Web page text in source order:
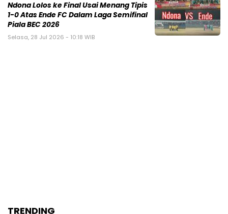
Ndona Lolos ke Final Usai Menang Tipis
1-0 Atas Ende FC Dalam Laga Semifinal
Piala BEC 2026
Selasa, 28 Jul 2026 - 10:18 WIB
TRENDING